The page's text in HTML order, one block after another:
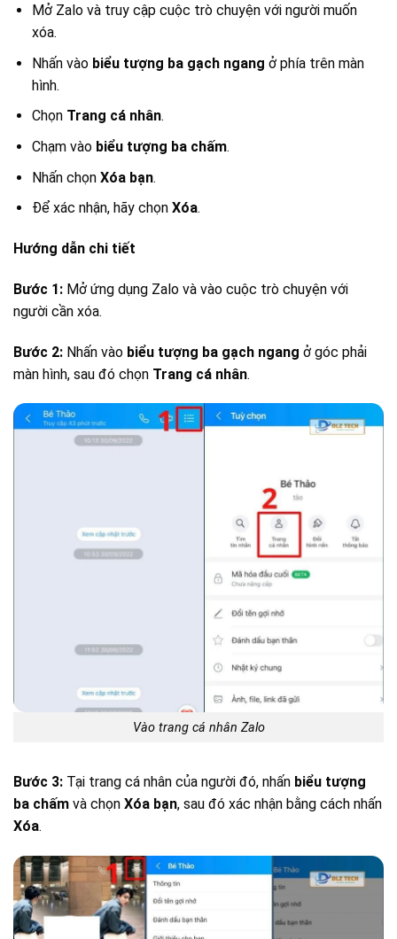
Mở Zalo và truy cập cuộc trò chuyện với người muốn
xóa.
Nhấn vào biểu tượng ba gạch ngang ở phía trên màn
hình.
Chọn Trang cá nhân.
Chạm vào biểu tượng ba chấm.
Nhấn chọn Xóa bạn.
Để xác nhận, hãy chọn Xóa.
Hướng dẫn chi tiết
Bước 1: Mở ứng dụng Zalo và vào cuộc trò chuyện với
người cần xóa.
Bước 2: Nhấn vào biểu tượng ba gạch ngang ở góc phải
màn hình, sau đó chọn Trang cá nhân.
Vào trang cá nhân Zalo
Bước 3: Tại trang cá nhân của người đó, nhấn biểu tượng
ba chấm và chọn Xóa bạn, sau đó xác nhận bằng cách nhấn
Xóa.